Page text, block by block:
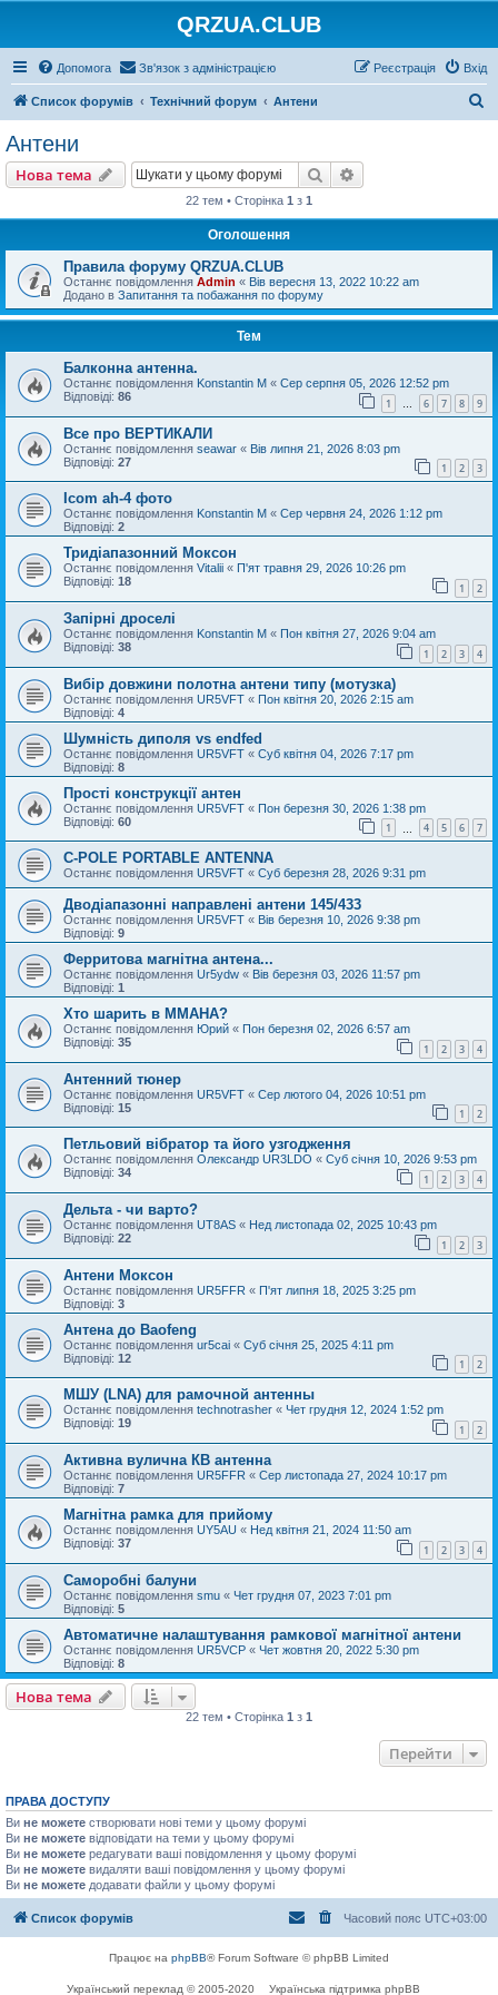
QRZUA.CLUB
Допомога Зв'язок з адміністрацією Вхід
Реєстрація
Список форумів Технічний форум Антени
Антени
Нова тема Пошук
22 тем • Сторінка 1 з 1
Оголошення
Правила форуму QRZUA.CLUB
Останнє повідомлення Admin « Вів вересня 13, 2022 10:22 am
Додано в Запитання та побажання по форуму
Тем
Балконна антенна.
Останнє повідомлення Konstantin M « Сер серпня 05, 2026 12:52 pm
Відповіді: 86 1 … 6 7 8 9
Все про ВЕРТИКАЛИ
Останнє повідомлення seawar « Вів липня 21, 2026 8:03 pm
Відповіді: 27 1 2 3
Icom ah-4 фото
Останнє повідомлення Konstantin M « Сер червня 24, 2026 1:12 pm
Відповіді: 2
Тридіапазонний Моксон
Останнє повідомлення Vitalii « П'ят травня 29, 2026 10:26 pm
Відповіді: 18 1 2
Запірні дроселі
Останнє повідомлення Konstantin M « Пон квітня 27, 2026 9:04 am
Відповіді: 38 1 2 3 4
Вибір довжини полотна антени типу (мотузка)
Останнє повідомлення UR5VFT « Пон квітня 20, 2026 2:15 am
Відповіді: 4
Шумність диполя vs endfed
Останнє повідомлення UR5VFT « Суб квітня 04, 2026 7:17 pm
Відповіді: 8
Прості конструкції антен
Останнє повідомлення UR5VFT « Пон березня 30, 2026 1:38 pm
Відповіді: 60 1 4 5 6 7
C-POLE PORTABLE ANTENNA
Останнє повідомлення UR5VFT « Суб березня 28, 2026 9:31 pm
Дводіапазонні направлені антени 145/433
Останнє повідомлення UR5VFT « Вів березня 10, 2026 9:38 pm
Відповіді: 9
Ферритова магнітна антена...
Останнє повідомлення Ur5ydw « Вів березня 03, 2026 11:57 pm
Відповіді: 1
Хто шарить в ММАНА?
Останнє повідомлення Юрий « Пон березня 02, 2026 6:57 am
Відповіді: 35 1 2 3 4
Антенний тюнер
Останнє повідомлення UR5VFT « Сер лютого 04, 2026 10:51 pm
Відповіді: 15 1 2
Петльовий вібратор та його узгодження
Останнє повідомлення Oлександр UR3LDO « Суб січня 10, 2026 9:53 pm
Відповіді: 34 1 2 3 4
Дельта - чи варто?
Останнє повідомлення UT8AS « Нед листопада 02, 2025 10:43 pm
Відповіді: 22 1 2 3
Антени Моксон
Останнє повідомлення UR5FFR « П'ят липня 18, 2025 3:25 pm
Відповіді: 3
Антена до Baofeng
Останнє повідомлення ur5cai « Суб січня 25, 2025 4:11 pm
Відповіді: 12 1 2
МШУ (LNA) для рамочной антенны
Останнє повідомлення technotrasher « Чет грудня 12, 2024 1:52 pm
Відповіді: 19 1 2
Активна вулична КВ антенна
Останнє повідомлення UR5FFR « Сер листопада 27, 2024 10:17 pm
Відповіді: 7
Магнітна рамка для прийому
Останнє повідомлення UY5AU « Нед квітня 21, 2024 11:50 am
Відповіді: 37 1 2 3 4
Саморобні балуни
Останнє повідомлення smu « Чет грудня 07, 2023 7:01 pm
Відповіді: 5
Автоматичне налаштування рамкової магнітної антени
Останнє повідомлення UR5VCP « Чет жовтня 20, 2022 5:30 pm
Відповіді: 8
Нова тема
22 тем • Сторінка 1 з 1
Перейти
ПРАВА ДОСТУПУ
Ви не можете створювати нові теми у цьому форумі
Ви не можете відповідати на теми у цьому форумі
Ви не можете редагувати ваші повідомлення у цьому форумі
Ви не можете видаляти ваші повідомлення у цьому форумі
Ви не можете додавати файли у цьому форумі
Список форумів Часовий пояс UTC+03:00
Працює на phpBB® Forum Software © phpBB Limited
Український переклад © 2005-2020 Українська підтримка phpBB